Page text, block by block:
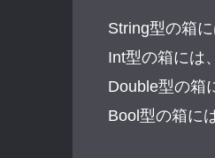
String型の箱
Int型の箱には
Double型の箱
Bool型の箱に